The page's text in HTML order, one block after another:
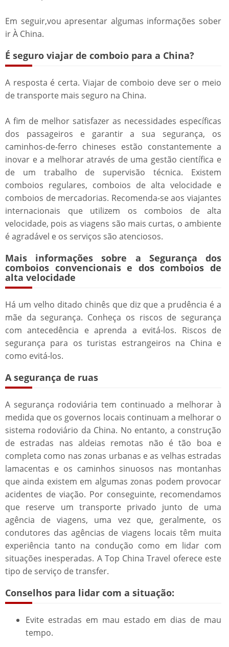
Em seguir,vou apresentar algumas informações sober
ir À China.
É seguro viajar de comboio para a China?
A resposta é certa. Viajar de comboio deve ser o meio
de transporte mais seguro na China.
A fim de melhor satisfazer as necessidades específicas
dos passageiros e garantir a sua segurança, os
caminhos-de-ferro chineses estão constantemente a
inovar e a melhorar através de uma gestão científica e
de um trabalho de supervisão técnica. Existem
comboios regulares, comboios de alta velocidade e
comboios de mercadorias. Recomenda-se aos viajantes
internacionais que utilizem os comboios de alta
velocidade, pois as viagens são mais curtas, o ambiente
é agradável e os serviços são atenciosos.
Mais informações sobre a Segurança dos
comboios convencionais e dos comboios de
alta velocidade
Há um velho ditado chinês que diz que a prudência é a
mãe da segurança. Conheça os riscos de segurança
com antecedência e aprenda a evitá-los. Riscos de
segurança para os turistas estrangeiros na China e
como evitá-los.
A segurança de ruas
A segurança rodoviária tem continuado a melhorar à
medida que os governos locais continuam a melhorar o
sistema rodoviário da China. No entanto, a construção
de estradas nas aldeias remotas não é tão boa e
completa como nas zonas urbanas e as velhas estradas
lamacentas e os caminhos sinuosos nas montanhas
que ainda existem em algumas zonas podem provocar
acidentes de viação. Por conseguinte, recomendamos
que reserve um transporte privado junto de uma
agência de viagens, uma vez que, geralmente, os
condutores das agências de viagens locais têm muita
experiência tanto na condução como em lidar com
situações inesperadas. A Top China Travel oferece este
tipo de serviço de transfer.
Conselhos para lidar com a situação:
Evite estradas em mau estado em dias de mau
tempo.